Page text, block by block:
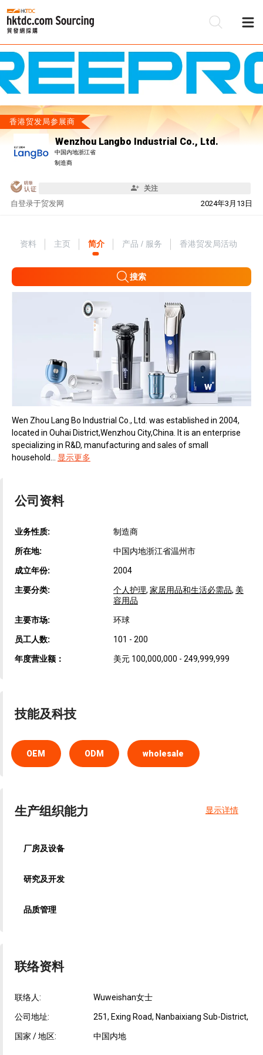
香港贸发局参展商
Wenzhou Langbo Industrial Co., Ltd.
中国内地浙江省
制造商
关注
自 2024年3月13日
登录于贸发网
资料 主页 简介 产品 / 服务 香港贸发局活动
搜索
Wen Zhou Lang Bo Industrial Co., Ltd. was established in 2004,
located in Ouhai District,Wenzhou City,China. It is an enterprise
specializing in R&D, manufacturing and sales of small
household... 显示更多
公司资料
业务性质: 制造商
所在地: 中国内地浙江省温州市
成立年份: 2004
主要分类: 个人护理, 家居用品和生活必需品, 美
容用品
主要市场: 环球
员工人数: 101 - 200
年度营业额： 美元 100,000,000 - 249,999,999
技能及科技
OEM ODM wholesale
生产组织能力 显示详情
厂房及设备
研究及开发
品质管理
联络资料
联络人: Wuweishan女士
公司地址: 251, Exing Road, Nanbaixiang Sub-District,
国家 / 地区: 中国内地